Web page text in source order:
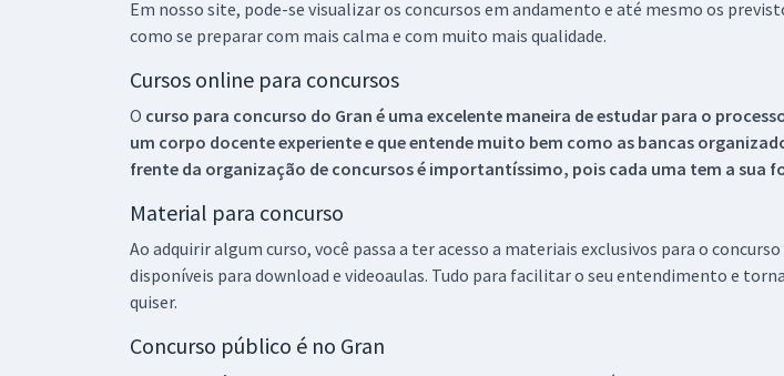
Em nosso site, pode-se visualizar os concursos em andamento e até mesmo os
como se preparar com mais calma e com muito mais qualidade.
Cursos online para concursos
O curso para concurso do Gran é uma excelente maneira de estudar para o
um corpo docente experiente e que entende muito bem como as bancas
frente da organização de concursos é importantíssimo, pois cada uma tem a sua
Material para concurso
Ao adquirir algum curso, você passa a ter acesso a materiais exclusivos para o
disponíveis para download e videoaulas. Tudo para facilitar o seu entendimento e
quiser.
Concurso público é no Gran